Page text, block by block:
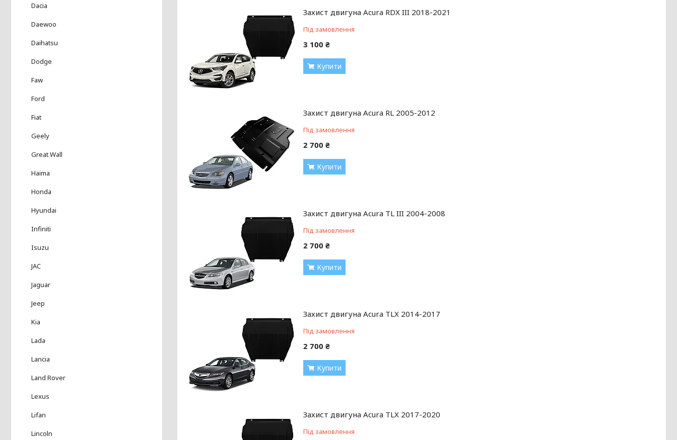
Захист двигуна Acura RDX III 2018-2021
Під замовлення
3 100 ₴
Купити
Захист двигуна Acura RL 2005-2012
Під замовлення
2 700 ₴
Купити
Захист двигуна Acura TL III 2004-2008
Під замовлення
2 700 ₴
Купити
Захист двигуна Acura TLX 2014-2017
Під замовлення
2 700 ₴
Купити
Захист двигуна Acura TLX 2017-2020
Під замовлення
Dacia
Daewoo
Daihatsu
Dodge
Faw
Ford
Fiat
Geely
Great Wall
Haima
Honda
Hyundai
Infiniti
Isuzu
JAC
Jaguar
Jeep
Kia
Lada
Lancia
Land Rover
Lexus
Lifan
Lincoln